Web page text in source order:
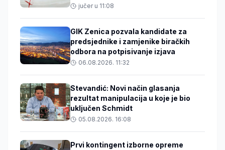
jučer u 11:08
GIK Zenica pozvala kandidate za
predsjednike i zamjenike biračkih
odbora na potpisivanje izjava
06.08.2026. 11:32
Stevandić: Novi način glasanja
rezultat manipulacija u koje je bio
uključen Schmidt
05.08.2026. 16:08
Prvi kontingent izborne opreme